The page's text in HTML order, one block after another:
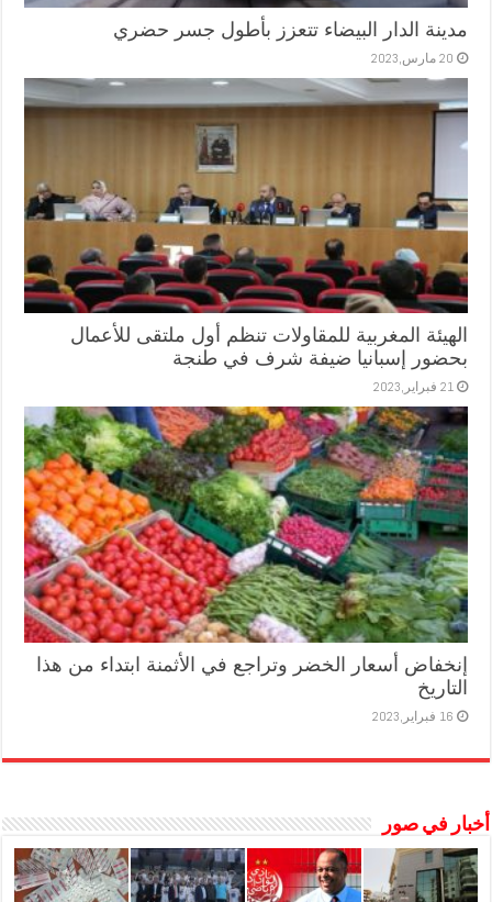
مدينة الدار البيضاء تتعزز بأطول جسر حضري
20 مارس,2023
الهيئة المغربية للمقاولات تنظم أول ملتقى للأعمال
بحضور إسبانيا ضيفة شرف في طنجة
21 فبراير,2023
إنخفاض أسعار الخضر وتراجع في الأثمنة ابتداء من هذا
التاريخ
16 فبراير,2023
أخبار في صور